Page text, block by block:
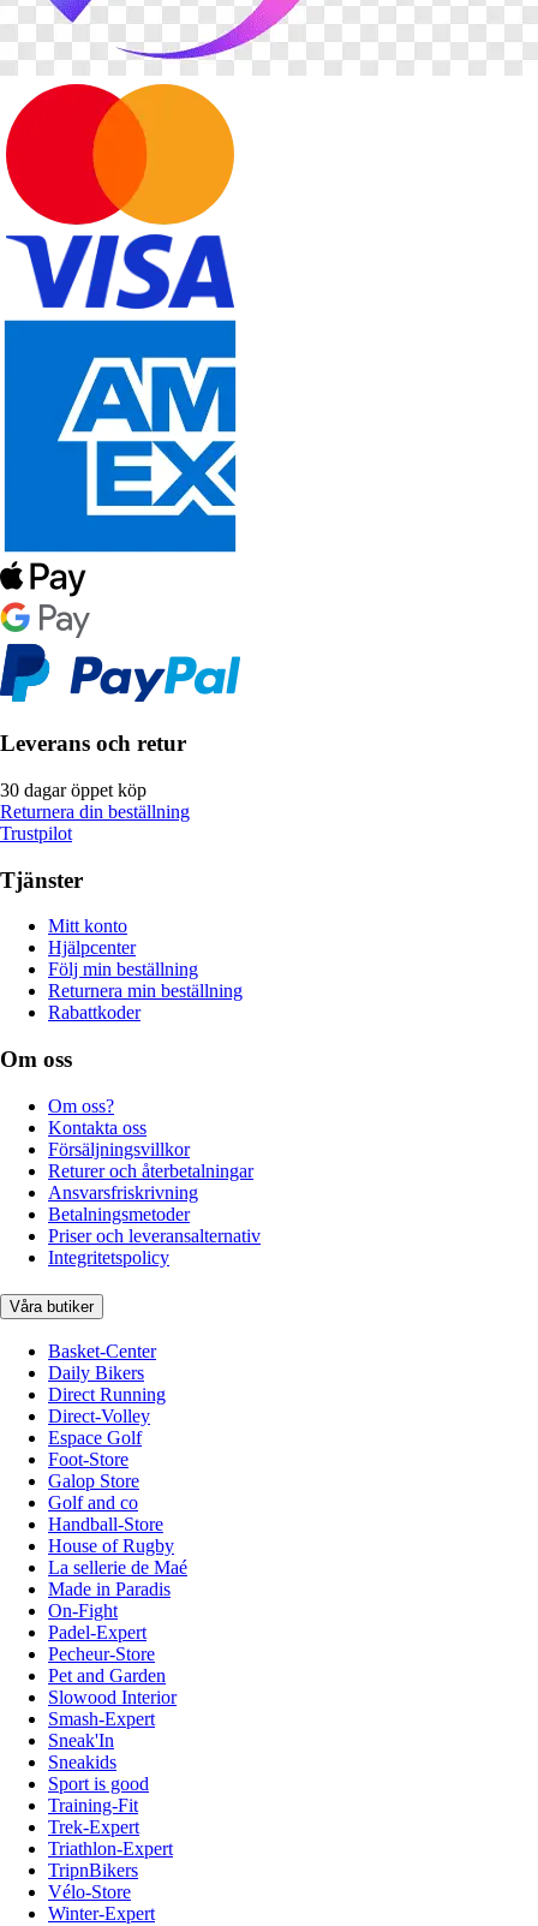
Leverans och retur
30 dagar öppet köp
Returnera din beställning
Trustpilot
Tjänster
Mitt konto
Hjälpcenter
Följ min beställning
Returnera min beställning
Rabattkoder
Om oss
Om oss?
Kontakta oss
Försäljningsvillkor
Returer och återbetalningar
Ansvarsfriskrivning
Betalningsmetoder
Priser och leveransalternativ
Integritetspolicy
Våra butiker
Basket-Center
Daily Bikers
Direct Running
Direct-Volley
Espace Golf
Foot-Store
Galop Store
Golf and co
Handball-Store
House of Rugby
La sellerie de Maé
Made in Paradis
On-Fight
Padel-Expert
Pecheur-Store
Pet and Garden
Slowood Interior
Smash-Expert
Sneak'In
Sneakids
Sport is good
Training-Fit
Trek-Expert
Triathlon-Expert
TripnBikers
Vélo-Store
Winter-Expert